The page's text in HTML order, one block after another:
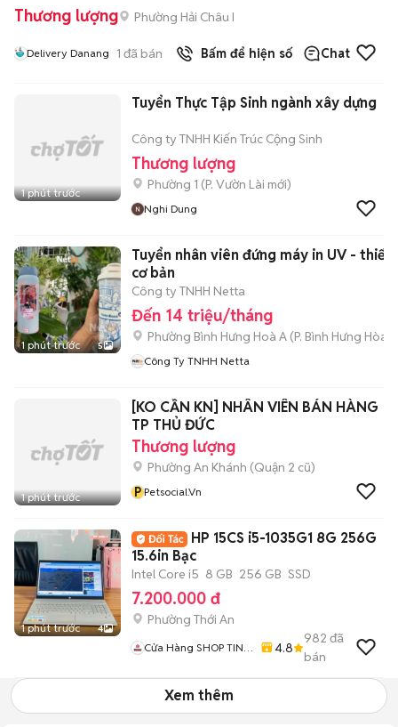
Thương lượng Phường Hải Châu I
Delivery Danang 1 đã bán Bấm để hiện số Chat
1 phút trước
Tuyển Thực Tập Sinh ngành xây dựng
Công ty TNHH Kiến Trúc Cộng Sinh
Thương lượng
Phường 1 (P. Vườn Lài mới)
Nghi Dung
1 phút trước 5
Tuyển nhân viên đứng máy in UV - thiết kế
cơ bản
Công ty TNHH Netta
Đến 14 triệu/tháng
Phường Bình Hưng Hoà A (P. Bình Hưng Hòa
Công Ty TNHH Netta
1 phút trước
[KO CẦN KN] NHÂN VIÊN BÁN HÀNG
TP THỦ ĐỨC
Thương lượng
Phường An Khánh (Quận 2 cũ)
P Petsocial.vn
1 phút trước 4
HP 15CS i5-1035G1 8G 256G
15.6in Bạc
Intel Core i5 8 GB 256 GB SSD
7.200.000 đ
Phường Thới An
Cửa Hàng SHOP TIN
MINH QUÂN
4.8
982 đã
bán
Xem thêm